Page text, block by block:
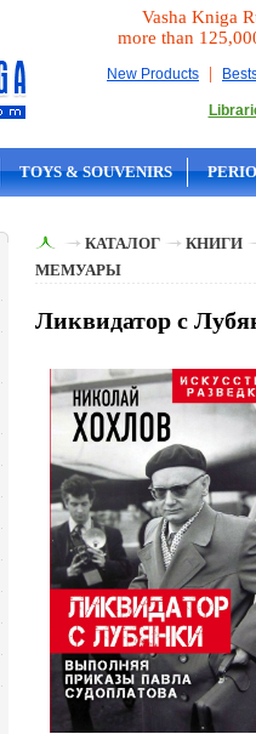
Vasha Kniga
more than
New Products |
TOYS & SOUVENIRS
КАТАЛОГ КНИГИ
МЕМУАРЫ
Ликвидатор с